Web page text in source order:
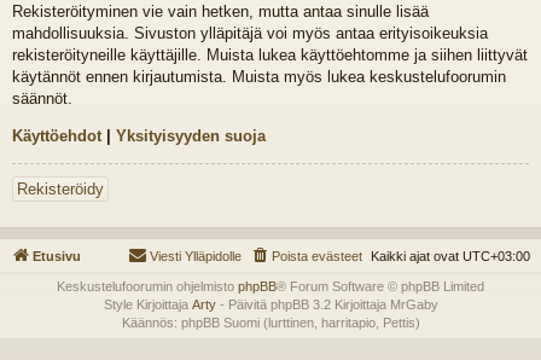
Rekisteröityminen vie vain hetken, mutta antaa sinulle lisää
mahdollisuuksia. Sivuston ylläpitäjä voi myös antaa erityisoikeuksia
rekisteröityneille käyttäjille. Muista lukea käyttöehtomme ja siihen liittyvät
käytännöt ennen kirjautumista. Muista myös lukea keskustelufoorumin
säännöt.
Käyttöehdot | Yksityisyyden suoja
Rekisteröidy
Etusivu Kaikki ajat ovat UTC+03:00
Poista evästeet
Viesti Ylläpidolle
Keskustelufoorumin ohjelmisto phpBB® Forum Software © phpBB Limited
Style Kirjoittaja Arty- Päivitä phpBB 3.2 Kirjoittaja MrGaby
Käännös: phpBB Suomi (lurttinen, harritapio, Pettis)